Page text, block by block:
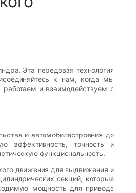
Эта передовая технология
к нам, когда мы
и взаимодействуем с
и автомобилестроения до
эффективность, точность и
функциональность.
движения для выдвижения и
секций, которые
мощность для привода